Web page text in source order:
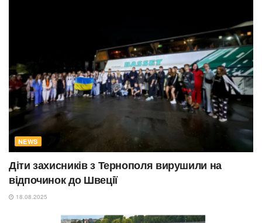
NEWS
Діти захисників з Тернополя вирушили на
відпочинок до Швеції
18.08.2025